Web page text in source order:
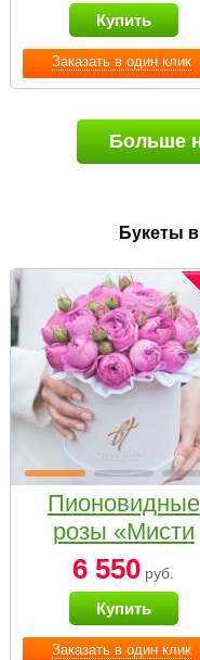
Заказать в один клик
Купить
Больше
Букеты
Заказать в один клик
Пионовидные
розы «Мисти
бабблс» в
коробке Small
6 550 руб.
Купить